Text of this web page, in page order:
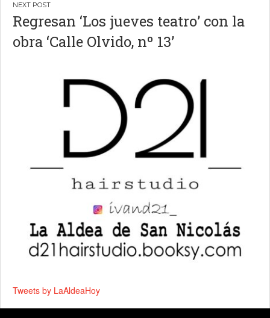
Regresan ‘Los jueves teatro’ con la
obra ‘Calle Olvido, nº 13’
Tweets by LaAldeaHoy